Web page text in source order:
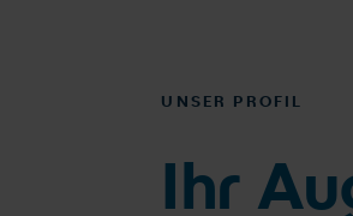
UNSER PROFIL
Ihr